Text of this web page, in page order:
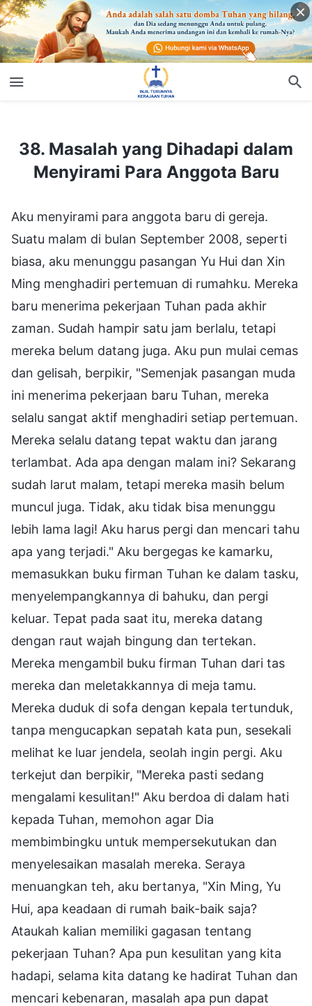
38. Masalah yang Dihadapi dalam
Menyirami Para Anggota Baru
Aku menyirami para anggota baru di gereja.
Suatu malam di bulan September 2008, seperti
biasa, aku menunggu pasangan Yu Hui dan Xin
Ming menghadiri pertemuan di rumahku. Mereka
baru menerima pekerjaan Tuhan pada akhir
zaman. Sudah hampir satu jam berlalu, tetapi
mereka belum datang juga. Aku pun mulai cemas
dan gelisah, berpikir, "Semenjak pasangan muda
ini menerima pekerjaan baru Tuhan, mereka
selalu sangat aktif menghadiri setiap pertemuan.
Mereka selalu datang tepat waktu dan jarang
terlambat. Ada apa dengan malam ini? Sekarang
sudah larut malam, tetapi mereka masih belum
muncul juga. Tidak, aku tidak bisa menunggu
lebih lama lagi! Aku harus pergi dan mencari tahu
apa yang terjadi." Aku bergegas ke kamarku,
memasukkan buku firman Tuhan ke dalam tasku,
menyelempangkannya di bahuku, dan pergi
keluar. Tepat pada saat itu, mereka datang
dengan raut wajah bingung dan tertekan.
Mereka mengambil buku firman Tuhan dari tas
mereka dan meletakkannya di meja tamu.
Mereka duduk di sofa dengan kepala tertunduk,
tanpa mengucapkan sepatah kata pun, sesekali
melihat ke luar jendela, seolah ingin pergi. Aku
terkejut dan berpikir, "Mereka pasti sedang
mengalami kesulitan!" Aku berdoa di dalam hati
kepada Tuhan, memohon agar Dia
membimbingku untuk mempersekutukan dan
menyelesaikan masalah mereka. Seraya
menuangkan teh, aku bertanya, "Xin Ming, Yu
Hui, apa keadaan di rumah baik-baik saja?
Ataukah kalian memiliki gagasan tentang
pekerjaan Tuhan? Apa pun kesulitan yang kita
hadapi, selama kita datang ke hadirat Tuhan dan
mencari kebenaran, masalah apa pun dapat